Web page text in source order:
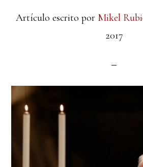
Artículo escrito por Mikel
2017